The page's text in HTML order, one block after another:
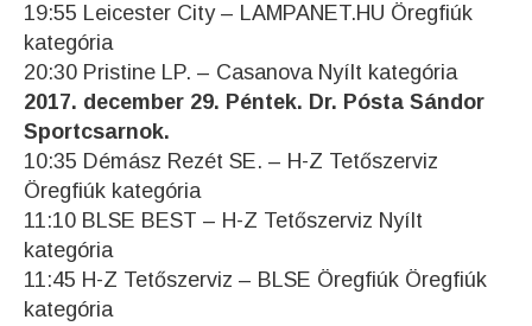
19:55 Leicester City – LAMPANET.HU Öregfiúk
kategória
20:30 Pristine LP. – Casanova Nyílt kategória
2017. december 29. Péntek. Dr. Pósta Sándor
Sportcsarnok.
10:35 Démász Rezét SE. – H-Z Tetőszerviz
Öregfiúk kategória
11:10 BLSE BEST – H-Z Tetőszerviz Nyílt
kategória
11:45 H-Z Tetőszerviz – BLSE Öregfiúk Öregfiúk
kategória